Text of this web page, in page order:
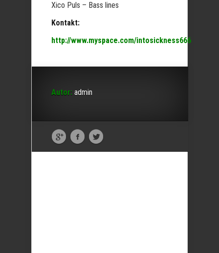
Xico Puls – Bass lines
Kontakt:
http://www.myspace.com/intosickness666
Autor: admin